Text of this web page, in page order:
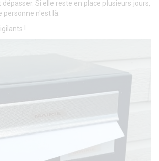
Si elle reste en place plusieurs jours,
personne n'est là.
!